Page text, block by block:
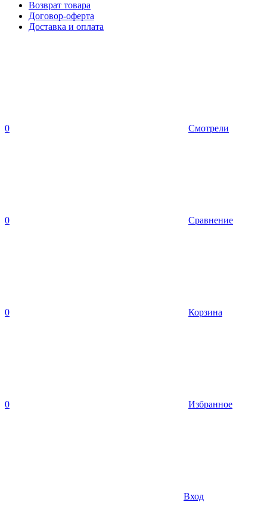
Возврат товара
Договор-оферта
Доставка и оплата
0 Смотрели
0 Сравнение
0 Корзина
0 Избранное
Вход